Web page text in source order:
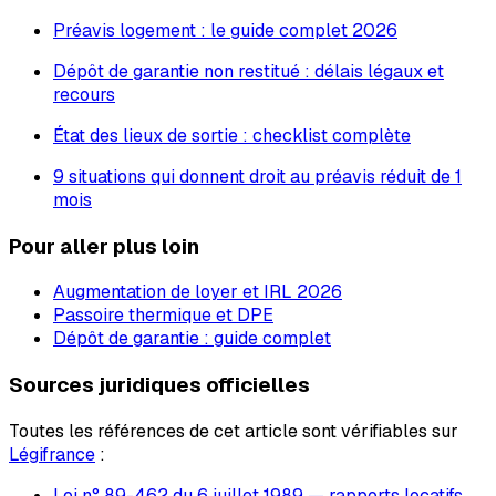
Préavis logement : le guide complet 2026
Dépôt de garantie non restitué : délais légaux et
recours
État des lieux de sortie : checklist complète
9 situations qui donnent droit au préavis réduit de 1
mois
Pour aller plus loin
Augmentation de loyer et IRL 2026
Passoire thermique et DPE
Dépôt de garantie : guide complet
Sources juridiques officielles
Toutes les références de cet article sont vérifiables sur
Légifrance :